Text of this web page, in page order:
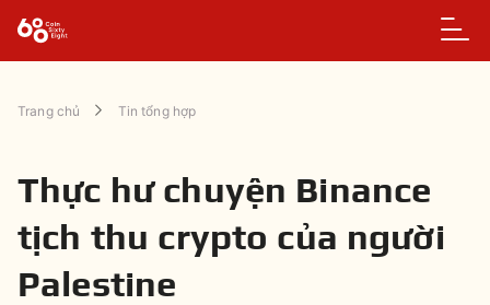
Trang chủ Tin tổng hợp
Thực hư chuyện Binance
tịch thu crypto của người
Palestine